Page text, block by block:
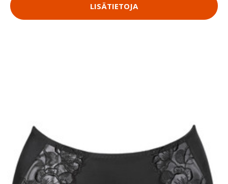
LISÄTIETOJA